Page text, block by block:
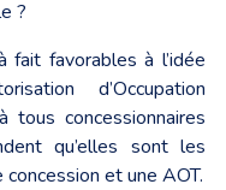
?
favorables à l’idée
d’Occupation
tous concessionnaires
qu’elles sont les
et une AOT.